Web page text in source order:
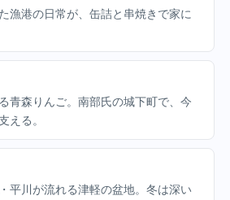
漁港の日常が、缶詰と串焼きで家に
青森りんご。南部氏の城下町で、今
える。
平川が流れる津軽の盆地。冬は深い